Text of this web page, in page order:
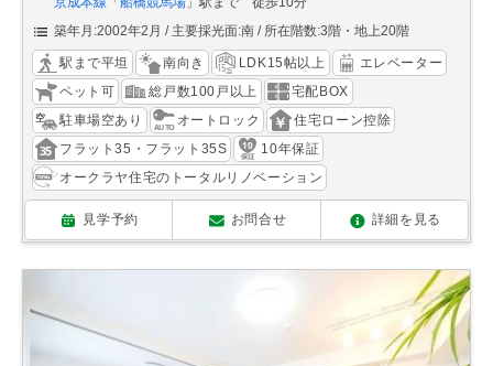
築年月:2002年2月
主要採光面:南 所在階数:3階・地上20階
駅まで平坦 南向き LDK15帖以上
エレベーター
ペット可
総戸数100戸以上
宅配BOX
駐車場空あり
オートロック
住宅ローン控除
フラット35・フラット35S
10年保証
オークラヤ住宅のトータルリノベーション
見学予約 お問合せ 詳細を見る